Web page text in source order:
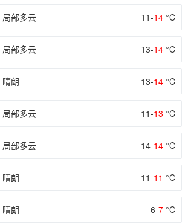
局部多云 11-14 °C
局部多云 13-14 °C
晴朗 13-14 °C
局部多云 11-13 °C
局部多云 14-14 °C
晴朗 11-11 °C
晴朗 6-7 °C